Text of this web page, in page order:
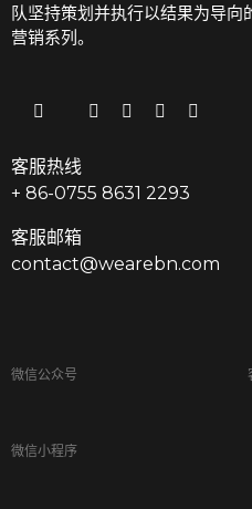
队坚持策划并执行以结果为导向
营销系列。
客服热线
+ 86-0755 8631 2293
客服邮箱
contact@wearebn.com
微信公众号
微信小程序